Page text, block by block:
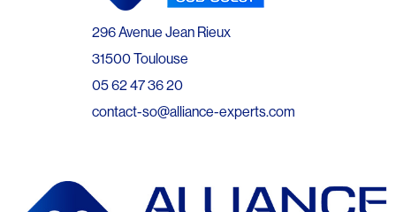
296 Avenue Jean Rieux
31500 Toulouse
05 62 47 36 20
contact-so@alliance-experts.com